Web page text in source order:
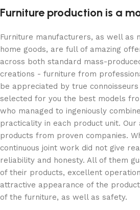
Furniture production is a
Furniture manufacturers, as well as
home goods, are full of amazing
across both standard mass-
creations - furniture from
be appreciated by true connoisseurs
selected for you the best models
who managed to ingeniously
practicality in each product unit. Our
products from proven companies.
continuous joint work did not give
reliability and honesty. All of them
of their products, excellent
attractive appearance of the
of the furniture, as well as safety.